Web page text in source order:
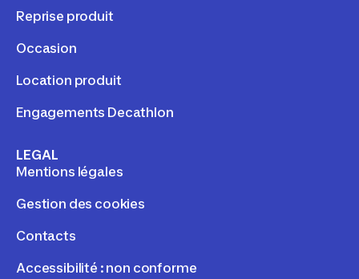
Reprise produit
Occasion
Location produit
Engagements Decathlon
LEGAL
Mentions légales
Gestion des cookies
Contacts
Accessibilité : non conforme